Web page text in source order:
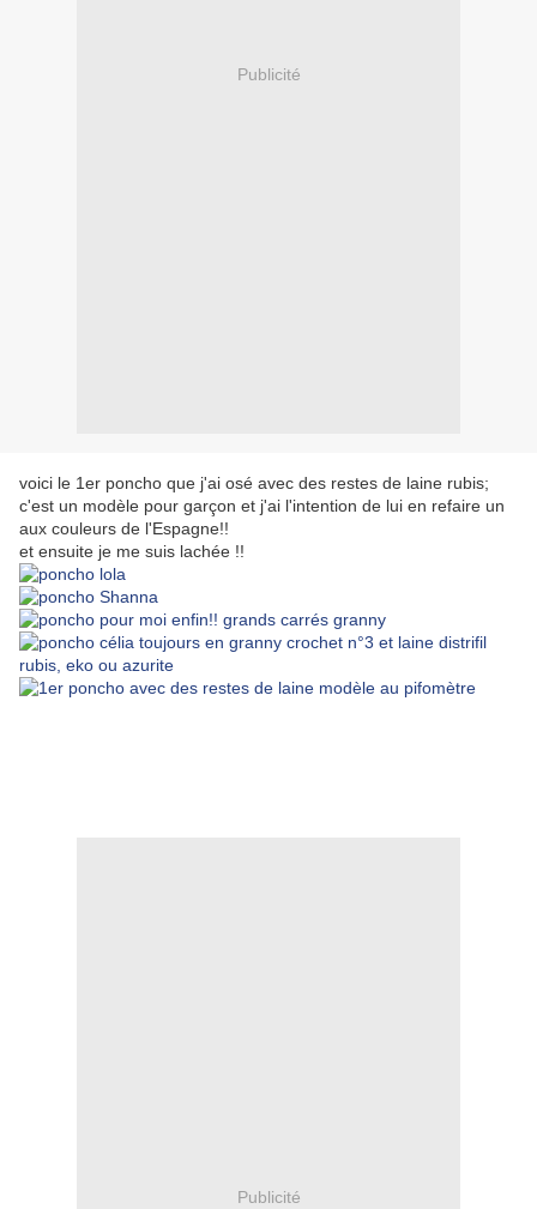
Publicité
voici le 1er poncho que j'ai osé avec des restes de laine rubis;
c'est un modèle pour garçon et j'ai l'intention de lui en refaire un
aux couleurs de l'Espagne!!
et ensuite je me suis lachée !!
Publicité